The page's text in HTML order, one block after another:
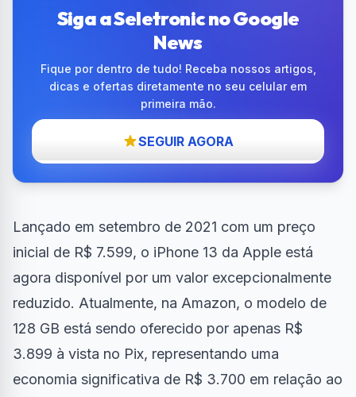
Siga a Seletronic no Google
News
Fique por dentro de tudo! Receba nossos artigos,
dicas e ofertas diretamente no seu celular em
primeira mão.
SEGUIR AGORA
Lançado em setembro de 2021 com um preço
inicial de R$ 7.599, o iPhone 13 da Apple está
agora disponível por um valor excepcionalmente
reduzido. Atualmente, na Amazon, o modelo de
128 GB está sendo oferecido por apenas R$
3.899 à vista no Pix, representando uma
economia significativa de R$ 3.700 em relação ao